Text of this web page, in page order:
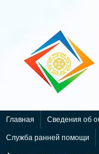
Главная Сведения об
Служба ранней помощи